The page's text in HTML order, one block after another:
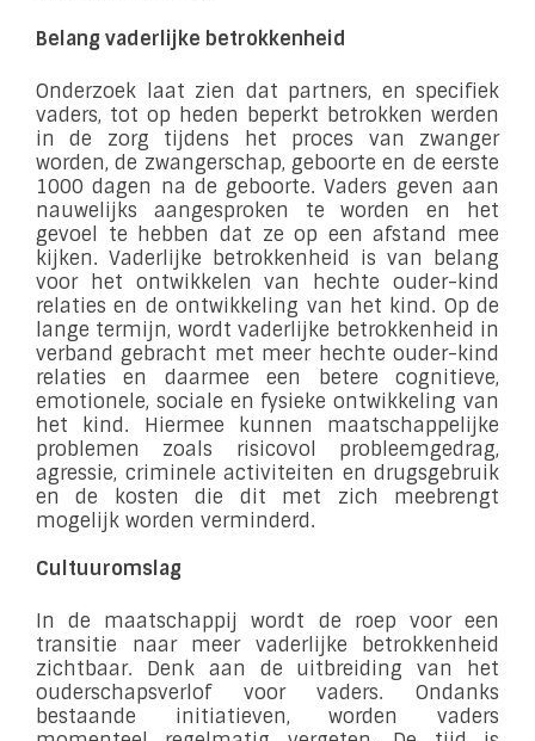
Belang vaderlijke betrokkenheid
Onderzoek laat zien dat partners, en specifiek
vaders, tot op heden beperkt betrokken werden
in de zorg tijdens het proces van zwanger
worden, de zwangerschap, geboorte en de eerste
1000 dagen na de geboorte. Vaders geven aan
nauwelijks aangesproken te worden en het
gevoel te hebben dat ze op een afstand mee
kijken. Vaderlijke betrokkenheid is van belang
voor het ontwikkelen van hechte ouder-kind
relaties en de ontwikkeling van het kind. Op de
lange termijn, wordt vaderlijke betrokkenheid in
verband gebracht met meer hechte ouder-kind
relaties en daarmee een betere cognitieve,
emotionele, sociale en fysieke ontwikkeling van
het kind. Hiermee kunnen maatschappelijke
problemen zoals risicovol probleemgedrag,
agressie, criminele activiteiten en drugsgebruik
en de kosten die dit met zich meebrengt
mogelijk worden verminderd.
Cultuuromslag
In de maatschappij wordt de roep voor een
transitie naar meer vaderlijke betrokkenheid
zichtbaar. Denk aan de uitbreiding van het
ouderschapsverlof voor vaders. Ondanks
bestaande initiatieven, worden vaders